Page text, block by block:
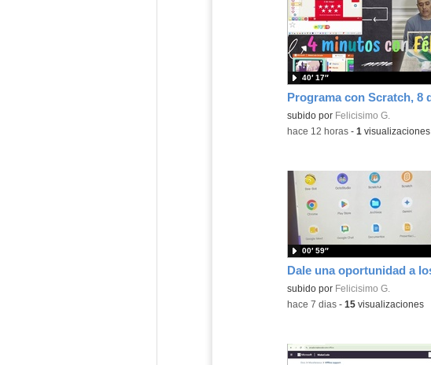
Contenido educativo.
subido por Felicisimo G.
40′ 17″
-hace 12 horas- 1 visualizaciones
Contenido educativo.
subido por Felicisimo G.
00′ 59″
-hace 7 dias- 15visualizaciones